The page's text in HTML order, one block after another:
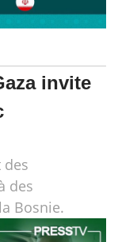
invite
des
des
Bosnie.